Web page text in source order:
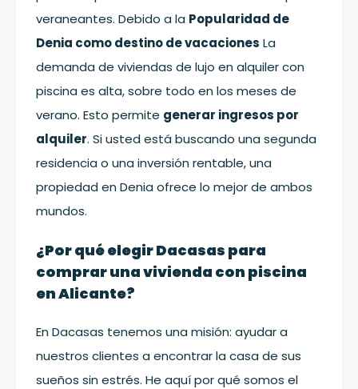
veraneantes. Debido a la Popularidad de
Denia como destino de vacaciones La
demanda de viviendas de lujo en alquiler con
piscina es alta, sobre todo en los meses de
verano. Esto permite generar ingresos por
alquiler. Si usted está buscando una segunda
residencia o una inversión rentable, una
propiedad en Denia ofrece lo mejor de ambos
mundos.
¿Por qué elegir Dacasas para
comprar una vivienda con piscina
en Alicante?
En Dacasas tenemos una misión: ayudar a
nuestros clientes a encontrar la casa de sus
sueños sin estrés. He aquí por qué somos el